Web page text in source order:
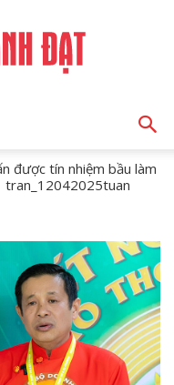
được tín nhiệm bầu làm
tran_12042025tuan